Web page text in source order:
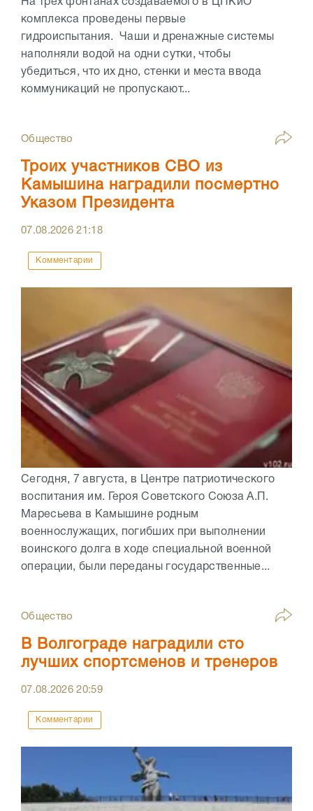
На трех фонтанах создаваемого в ЦПКиО
комплекса проведены первые
гидроиспытания. Чаши и дренажные системы
наполняли водой на одни сутки, чтобы
убедиться, что их дно, стенки и места ввода
коммуникаций не пропускают...
Общество
Троих участников СВО из
Камышина наградили посмертно
Указом Президента
07.08.202621:18
Комментарии
Сегодня, 7 августа, в Центре патриотического
воспитания им. Героя Советского Союза А.П.
Маресьева в Камышине родным
военнослужащих, погибших при выполнении
воинского долга в ходе специальной военной
операции, были переданы государственные...
Общество
В Волгограде наградили сто
лучших спортсменов и тренеров
07.08.202620:59
Комментарии